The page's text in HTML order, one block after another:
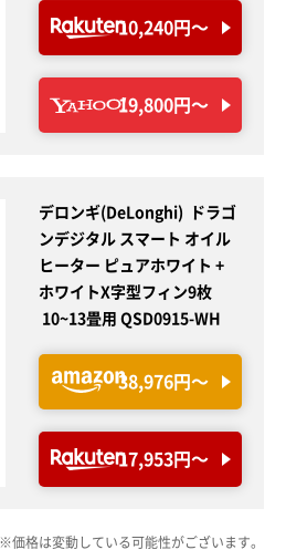
10,240円〜
19,800円〜
デロンギ(DeLonghi) ドラゴ
ンデジタル スマート オイル
ヒーター ピュアホワイト +
ホワイトX字型フィン9枚
10~13畳用 QSD0915-WH
38,976円〜
17,953円〜
※価格は変動している可能性がございます。